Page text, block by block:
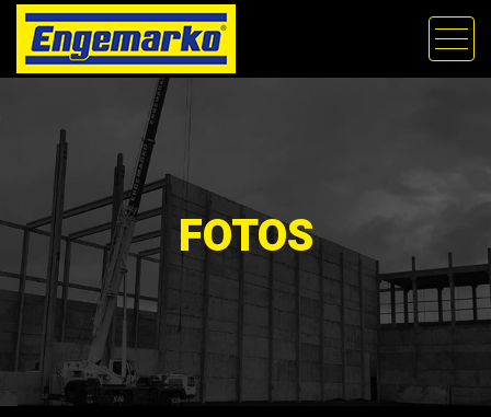
FOTOS